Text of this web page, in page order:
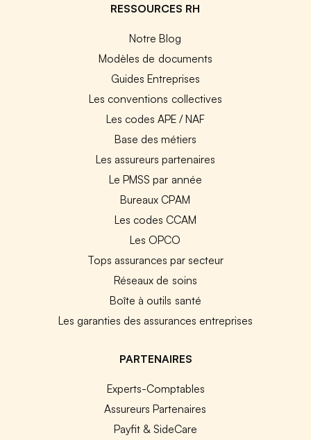
RESSOURCES RH
Notre Blog
Modèles de documents
Guides Entreprises
Les conventions collectives
Les codes APE / NAF
Base des métiers
Les assureurs partenaires
Le PMSS par année
Bureaux CPAM
Les codes CCAM
Les OPCO
Tops assurances par secteur
Réseaux de soins
Boîte à outils santé
Les garanties des assurances entreprises
PARTENAIRES
Experts-Comptables
Assureurs Partenaires
Payfit & SideCare